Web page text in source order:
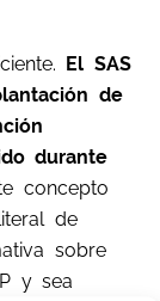
El SAS
de
durante
concepto
de
sobre
y sea